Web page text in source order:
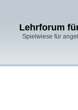
Lehrforum
Spielwiese für